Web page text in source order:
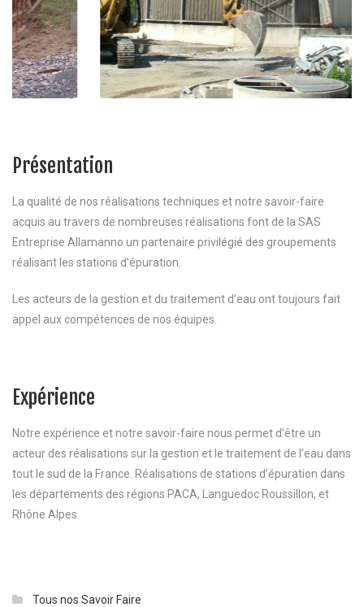
Présentation
La qualité de nos réalisations techniques et notre savoir-faire
acquis au travers de nombreuses réalisations font de la SAS
Entreprise Allamanno un partenaire privilégié des groupements
réalisant les stations d’épuration.
Les acteurs de la gestion et du traitement d’eau ont toujours fait
appel aux compétences de nos équipes.
Expérience
Notre expérience et notre savoir-faire nous permet d’être un
acteur des réalisations sur la gestion et le traitement de l’eau dans
tout le sud de la France. Réalisations de stations d’épuration dans
les départements des régions PACA, Languedoc Roussillon, et
Rhône Alpes.
Tous nos Savoir Faire